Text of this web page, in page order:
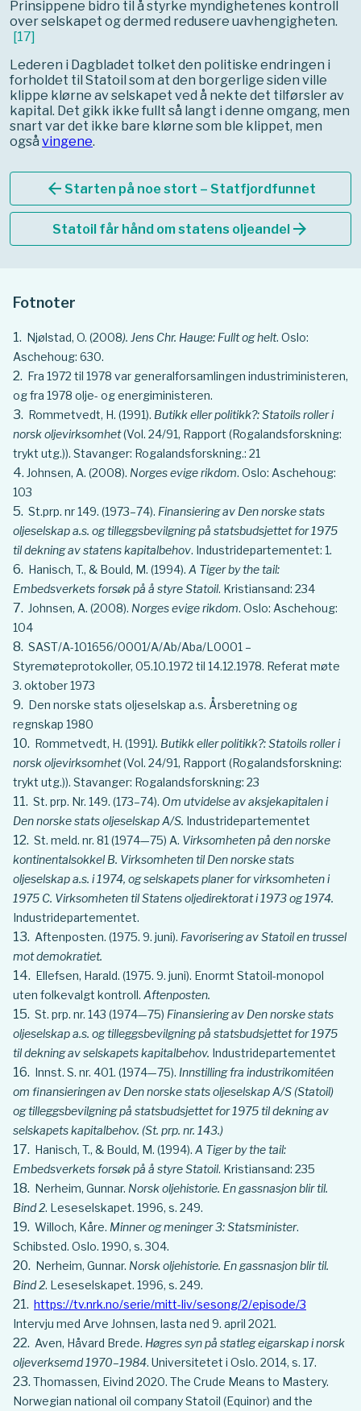
Prinsippene bidro til å styrke myndighetenes kontroll
over selskapet og dermed redusere uavhengigheten.
[17]
Lederen i Dagbladet tolket den politiske endringen i
forholdet til Statoil som at den borgerlige siden ville
klippe klørne av selskapet ved å nekte det tilførsler av
kapital. Det gikk ikke fullt så langt i denne omgang, men
snart var det ikke bare klørne som ble klippet, men
også vingene.
arrow_back Starten på noe stort – Statfjordfunnet
Statoil får hånd om statens oljeandelarrow_forward
Fotnoter
Njølstad, O. (2008). Jens Chr. Hauge: Fullt og helt. Oslo:
Aschehoug: 630.
Fra 1972 til 1978 var generalforsamlingen industriministeren,
og fra 1978 olje- og energiministeren.
Rommetvedt, H. (1991). Butikk eller politikk?: Statoils roller i
norsk oljevirksomhet(Vol. 24/91, Rapport (Rogalandsforskning:
trykt utg.)). Stavanger: Rogalandsforskning.: 21
Johnsen, A. (2008). Norges evige rikdom. Oslo: Aschehoug:
103
St.prp. nr 149. (1973–74). Finansiering av Den norske stats
oljeselskap a.s. og tilleggsbevilgning på statsbudsjettet for 1975
til dekning av statens kapitalbehov. Industridepartementet: 1.
Hanisch, T., & Bould, M. (1994). A Tiger by the tail:
Embedsverkets forsøk på å styre Statoil. Kristiansand: 234
Johnsen, A. (2008). Norges evige rikdom. Oslo: Aschehoug:
104
SAST/A-101656/0001/A/Ab/Aba/L0001 –
Styremøteprotokoller, 05.10.1972 til 14.12.1978. Referat møte
3. oktober 1973
Den norske stats oljeselskap a.s. Årsberetning og
regnskap 1980
Rommetvedt, H. (1991). Butikk eller politikk?: Statoils roller i
norsk oljevirksomhet(Vol. 24/91, Rapport (Rogalandsforskning:
trykt utg.)). Stavanger: Rogalandsforskning: 23
St. prp. Nr. 149. (173–74). Om utvidelse av aksjekapitalen i
Den norske stats oljeselskap A/S. Industridepartementet
St. meld. nr. 81 (1974—75) A. Virksomheten på den norske
kontinentalsokkel B. Virksomheten til Den norske stats
oljeselskap a.s. i 1974, og selskapets planer for virksomheten i
1975 C. Virksomheten til Statens oljedirektorat i 1973 og 1974.
Industridepartementet.
Aftenposten. (1975. 9. juni). Favorisering av Statoil en trussel
mot demokratiet.
Ellefsen, Harald. (1975. 9. juni). Enormt Statoil-monopol
uten folkevalgt kontroll. Aftenposten.
St. prp. nr. 143 (1974—75) Finansiering av Den norske stats
oljeselskap a.s. og tilleggsbevilgning på statsbudsjettet for 1975
til dekning av selskapets kapitalbehov. Industridepartementet
Innst. S. nr. 401. (1974—75). Innstilling fra industrikomitéen
om finansieringen av Den norske stats oljeselskap A/S (Statoil)
og tilleggsbevilgning på statsbudsjettet for 1975 til dekning av
selskapets kapitalbehov. (St. prp. nr. 143.)
Hanisch, T., & Bould, M. (1994). A Tiger by the tail:
Embedsverkets forsøk på å styre Statoil. Kristiansand: 235
Nerheim, Gunnar. Norsk oljehistorie. En gassnasjon blir til.
Bind 2. Leseselskapet. 1996, s. 249.
Willoch, Kåre. Minner og meninger 3: Statsminister.
Schibsted. Oslo. 1990, s. 304.
Nerheim, Gunnar. Norsk oljehistorie. En gassnasjon blir til.
Bind 2. Leseselskapet. 1996, s. 249.
https://tv.nrk.no/serie/mitt-liv/sesong/2/episode/3
Intervju med Arve Johnsen, lasta ned 9. april 2021.
Aven, Håvard Brede. Høgres syn på statleg eigarskap i norsk
oljeverksemd 1970–1984. Universitetet i Oslo. 2014, s. 17.
Thomassen, Eivind 2020. The Crude Means to Mastery.
Norwegian national oil company Statoil (Equinor) and the